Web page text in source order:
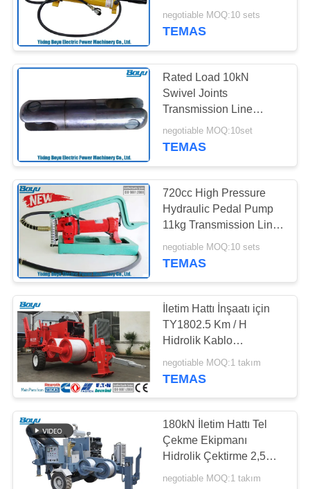
Stringing Tools 9.2kg
negotiable MOQ:10 sets
TEMAS
Rated Load 10kN
Swivel Joints
Transmission Line
Stringing Accessories
Tools
negotiable MOQ:10set
TEMAS
720cc High Pressure
Hydraulic Pedal Pump
11kg Transmission Line
Stringing Tools
negotiable MOQ:10 sets
TEMAS
İletim Hattı İnşaatı için
TY1802.5 Km / H
Hidrolik Kablo
Çektirmesi
negotiable MOQ:1 takım
TEMAS
180kN İletim Hattı Tel
Çekme Ekipmanı
Hidrolik Çektirme 2,5
Km / H
negotiable MOQ:1 takım